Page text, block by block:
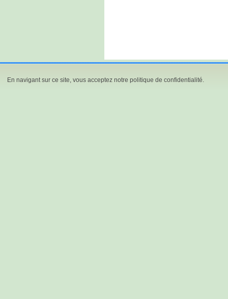
En navigant sur ce site, vous acceptez notre politique de confidentialité.